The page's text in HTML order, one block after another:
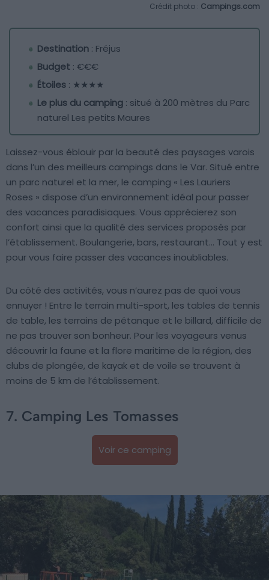
Crédit photo : Campings.com
Destination : Fréjus
Budget : €€€
Étoiles : ★★★★
Le plus du camping : situé à 200 mètres du Parc
naturel Les petits Maures
Laissez-vous éblouir par la beauté des paysages varois
dans l’un des meilleurs campings dans le Var. Situé entre
un parc naturel et la mer, le camping « Les Lauriers
Roses » dispose d’un environnement idéal pour passer
des vacances paradisiaques. Vous apprécierez son
confort ainsi que la qualité des services proposés par
l’établissement. Boulangerie, bars, restaurant… Tout y est
pour vous faire passer des vacances inoubliables.
Du côté des activités, vous n’aurez pas de quoi vous
ennuyer ! Entre le terrain multi-sport, les tables de tennis
de table, les terrains de pétanque et le billard, difficile de
ne pas trouver son bonheur. Pour les voyageurs venus
découvrir la faune et la flore maritime de la région, des
clubs de plongée, de kayak et de voile se trouvent à
moins de 5 km de l’établissement.
7. Camping Les Tomasses
Voir ce camping